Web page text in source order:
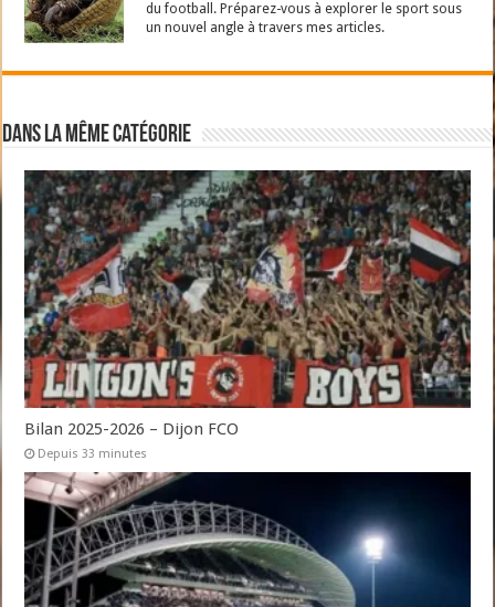
du football. Préparez-vous à explorer le sport sous
un nouvel angle à travers mes articles.
Dans la même catégorie
Bilan 2025-2026 – Dijon FCO
Depuis 33 minutes